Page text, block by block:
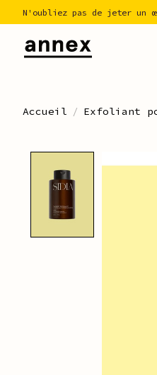
N'oubliez pas de jeter un
Accueil / Exfoliant